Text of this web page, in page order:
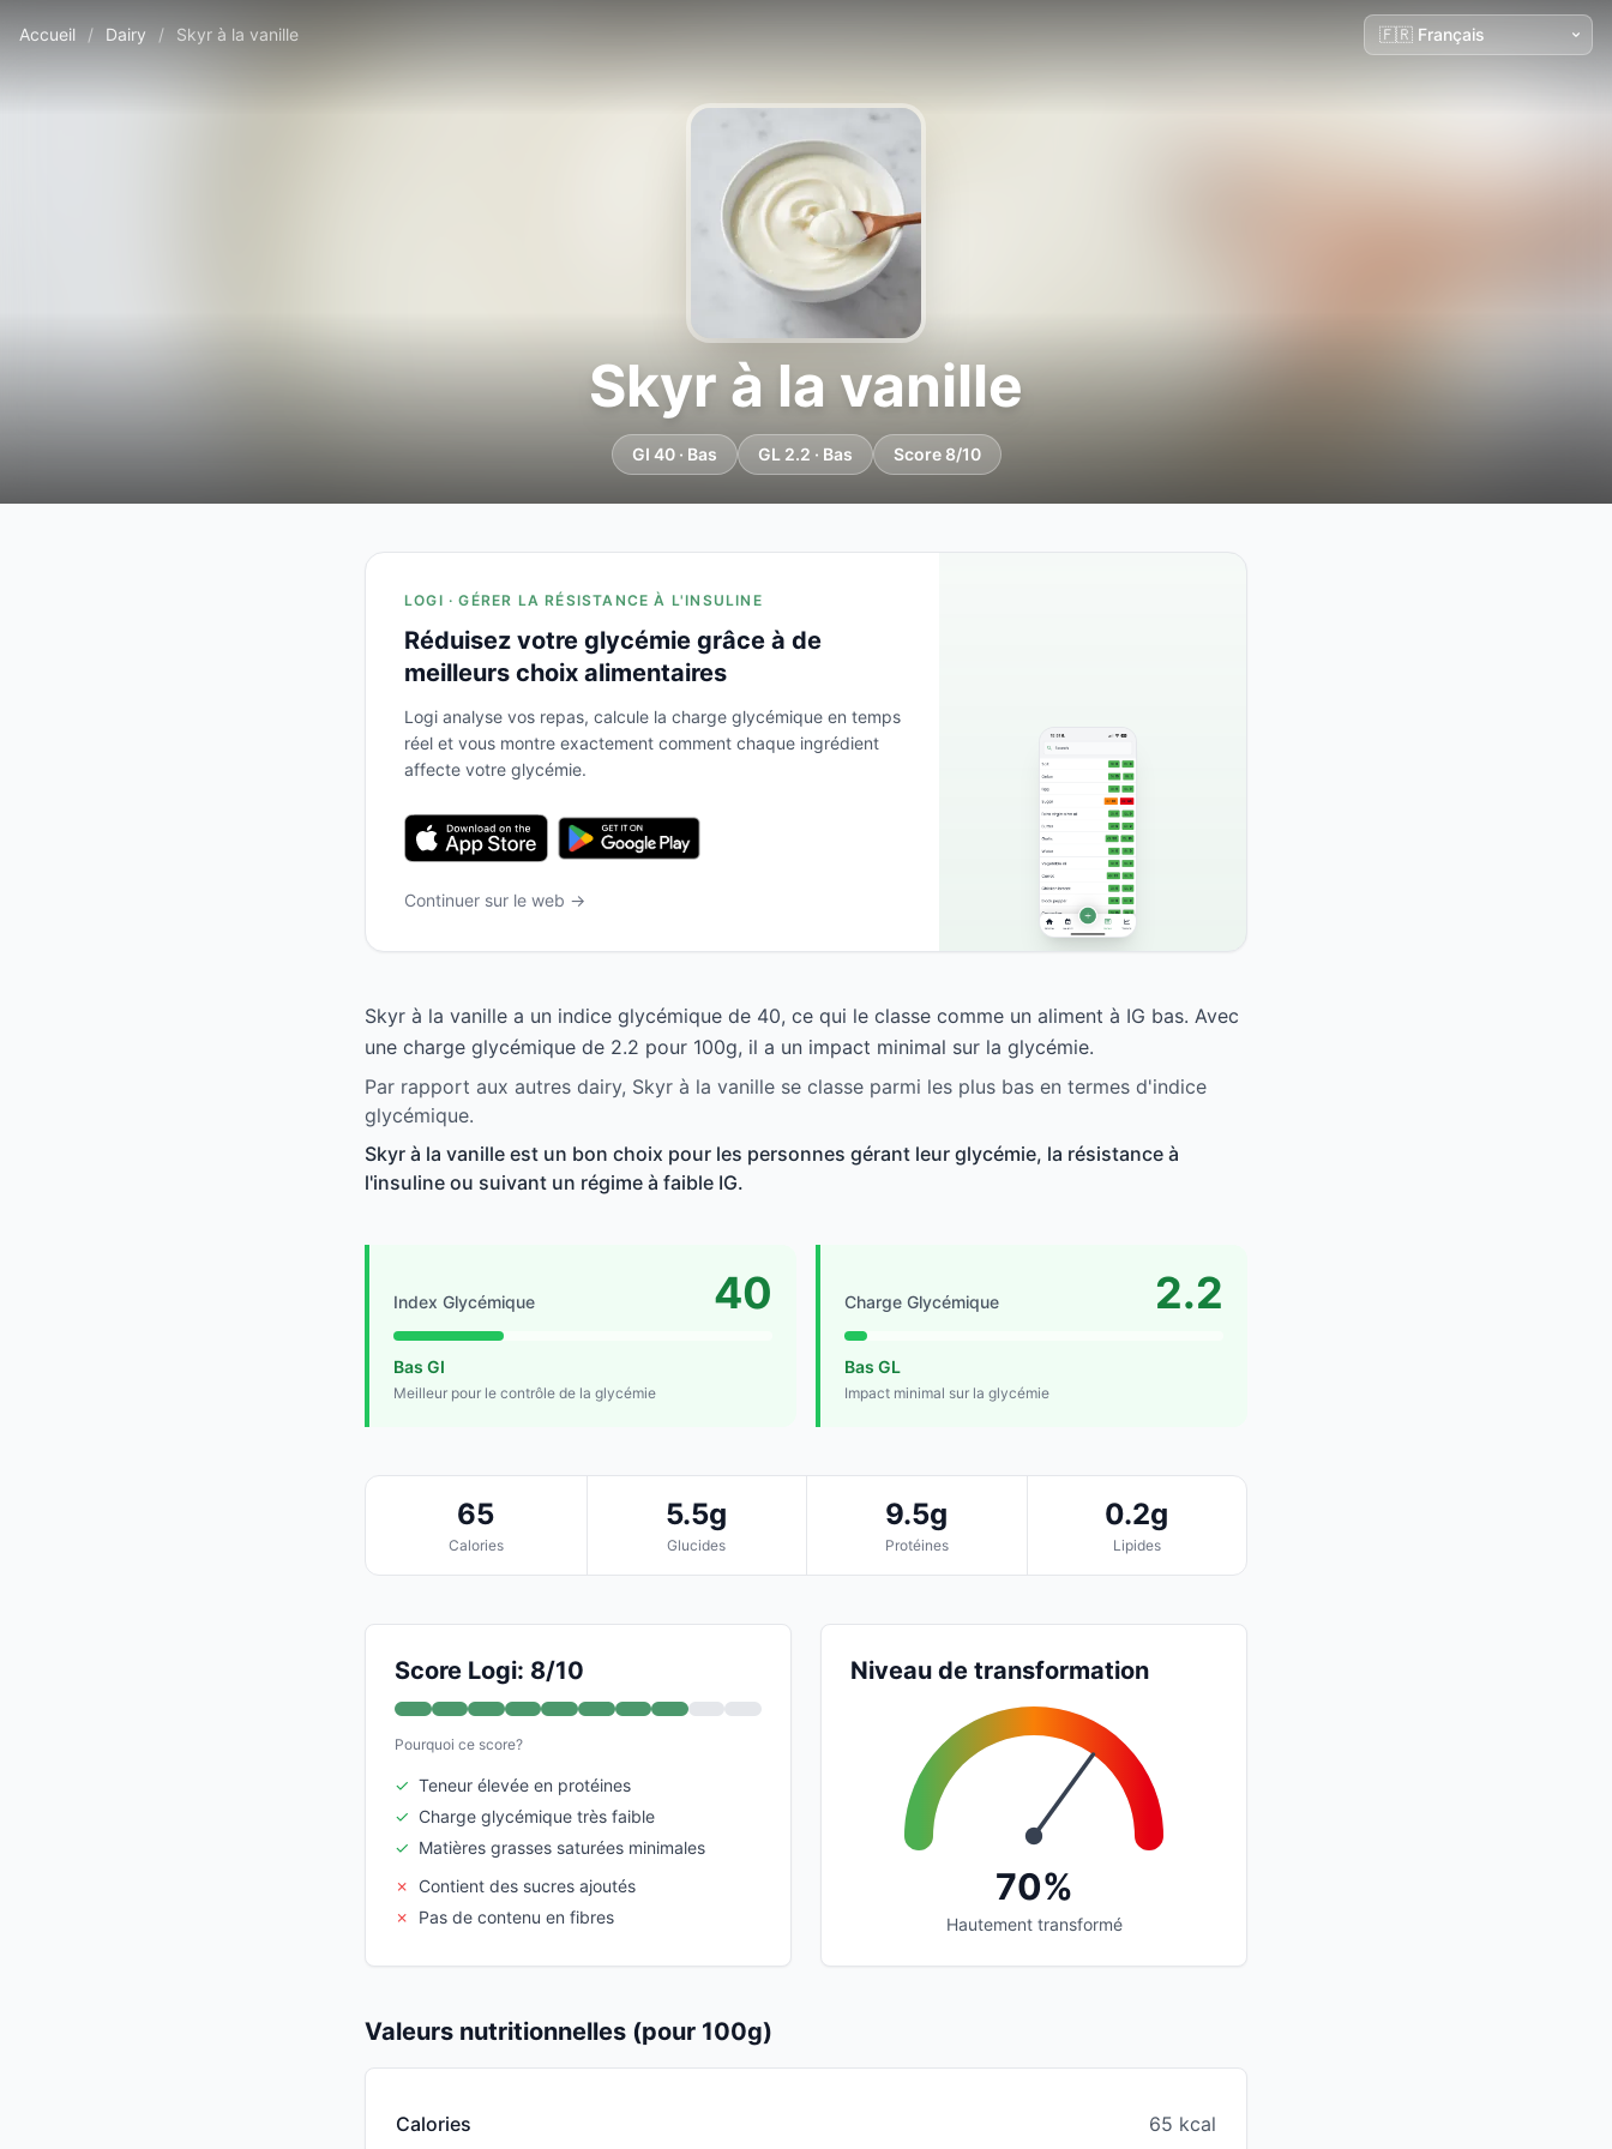
Accueil / Dairy / Skyr à la vanille
Skyr à la vanille
GI 40 · Bas GL 2.2 · Bas Score 8/10
LOGI · GÉRER LA RÉSISTANCE À L'INSULINE
Réduisez votre glycémie grâce à de
meilleurs choix alimentaires
Logi analyse vos repas, calcule la charge glycémique en temps
réel et vous montre exactement comment chaque ingrédient
affecte votre glycémie.
Continuer sur le web →
Skyr à la vanille a un indice glycémique de 40, ce qui le classe comme un aliment à IG bas. Avec
une charge glycémique de 2.2 pour 100g, il a un impact minimal sur la glycémie.
Par rapport aux autres dairy, Skyr à la vanille se classe parmi les plus bas en termes d'indice
glycémique.
Skyr à la vanille est un bon choix pour les personnes gérant leur glycémie, la résistance à
l'insuline ou suivant un régime à faible IG.
Index Glycémique 40
Bas GI
Meilleur pour le contrôle de la glycémie
Charge Glycémique 2.2
Bas GL
Impact minimal sur la glycémie
65
Calories
5.5g
Glucides
9.5g
Protéines
0.2g
Lipides
Score Logi: 8/10
Pourquoi ce score?
✓ Teneur élevée en protéines
✓ Charge glycémique très faible
✓ Matières grasses saturées minimales
✗
Contient des sucres ajoutés
✗
Pas de contenu en fibres
Niveau de transformation
70%
Hautement transformé
Valeurs nutritionnelles (pour 100g)
Calories 65 kcal